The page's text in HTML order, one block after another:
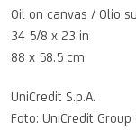
Oil on canvas / Olio
34 5/8 x 23 in
88 x 58.5 cm
UniCredit S.p.A.
Foto: UniCredit